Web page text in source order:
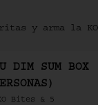
y arma la
DIM SUM BOX
Bites & 5